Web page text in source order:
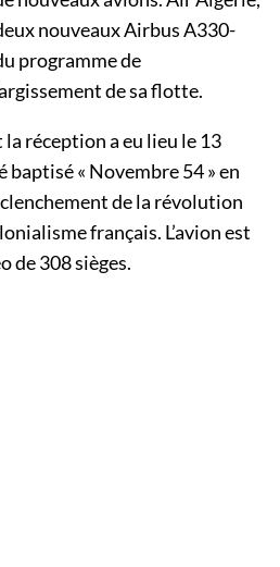
nouveaux Airbus A330-
programme de
de sa flotte.
réception a eu lieu le 13
baptisé « Novembre 54 » en
de la révolution
français. L’avion est
de 308 sièges.